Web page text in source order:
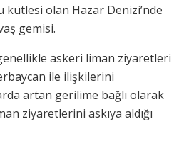
kütlesi olan Hazar Denizi’nde
gemisi.
askeri liman ziyaretleri
ile ilişkilerini
artan gerilime bağlı olarak
ziyaretlerini askıya aldığı